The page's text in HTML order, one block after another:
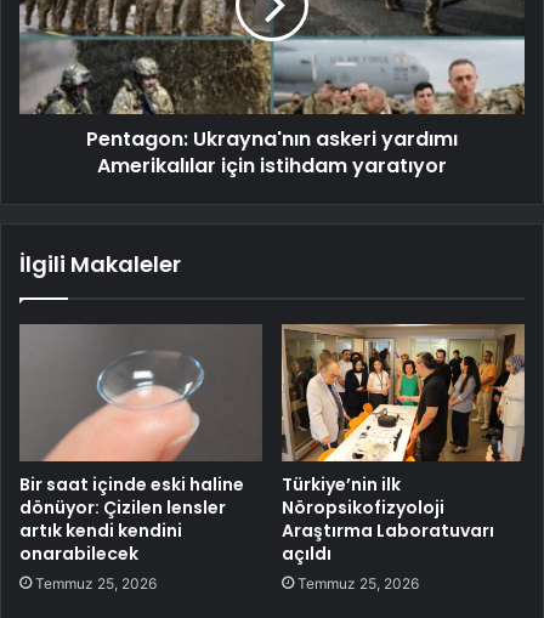
Pentagon: Ukrayna'nın askeri yardımı
Amerikalılar için istihdam yaratıyor
İlgili Makaleler
Bir saat içinde eski haline
dönüyor: Çizilen lensler
artık kendi kendini
onarabilecek
Temmuz 25, 2026
Türkiye’nin ilk
Nöropsikofizyoloji
Araştırma Laboratuvarı
açıldı
Temmuz 25, 2026